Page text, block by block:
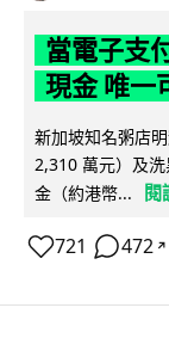
當電子支
現金 唯一
新加坡知名粥店
2,310 萬元）及
金（約港幣...
閱
721 472 ↗